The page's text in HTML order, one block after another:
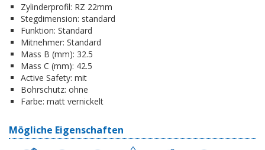
Zylinderprofil: RZ 22mm
Stegdimension: standard
Funktion: Standard
Mitnehmer: Standard
Mass B (mm): 32.5
Mass C (mm): 42.5
Active Safety: mit
Bohrschutz: ohne
Farbe: matt vernickelt
Mögliche Eigenschaften